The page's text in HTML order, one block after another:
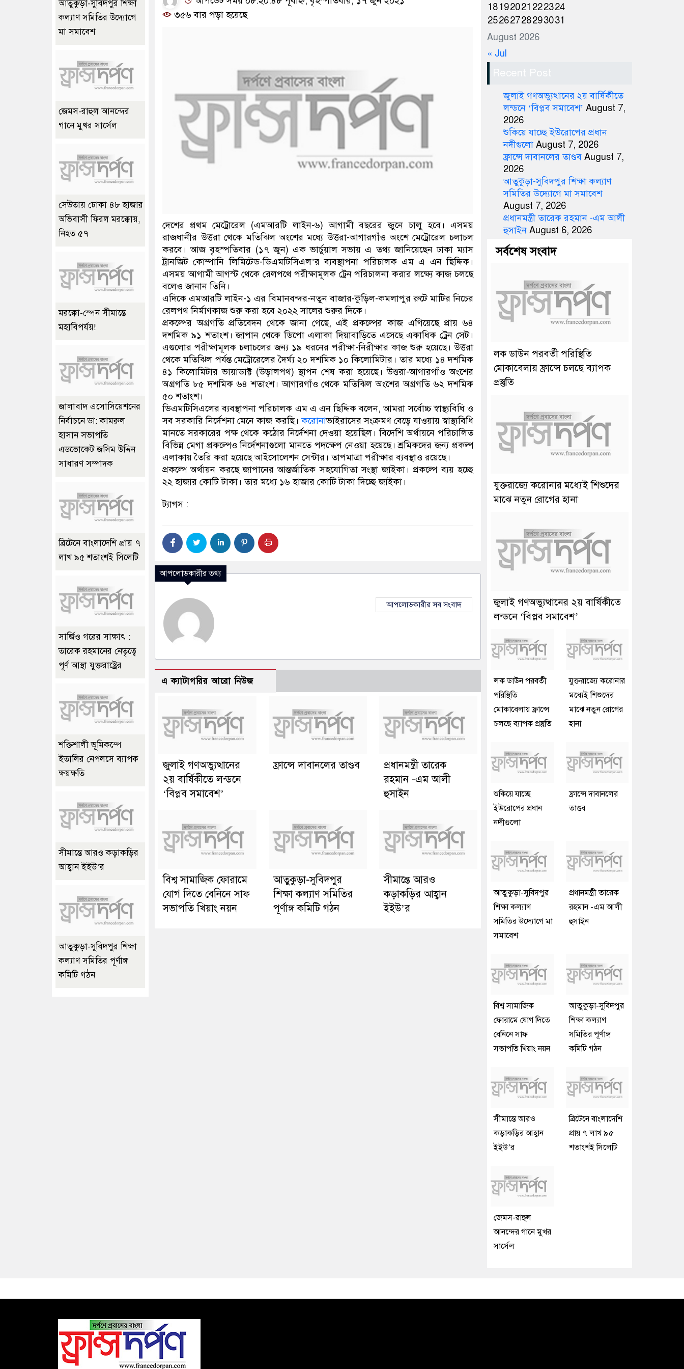
৩৫৬ বার পড়া হয়েছে
দেশের প্রথম মেট্রোরেল (এমআরটি লাইন-৬) আগামী বছরের জুনে চালু হবে। এসময়
রাজধানীর উত্তরা থেকে মতিঝিল অংশের মধ্যে উত্তরা-আগারগাঁও অংশে মেট্রোরেল চলাচল
করবে। আজ বৃহস্পতিবার (১৭ জুন) এক ভার্চুয়াল সভায় এ তথ্য জানিয়েছেন ঢাকা ম্যাস
ট্রানজিট কোম্পানি লিমিটেড-ডিএমটিসিএল’র ব্যবস্থাপনা পরিচালক এম এ এন ছিদ্দিক।
এসময় আগামী আগস্ট থেকে রেলপথে পরীক্ষামূলক ট্রেন পরিচালনা করার লক্ষ্যে কাজ চলছে
বলেও জানান তিনি।
এদিকে এমআরটি লাইন-১ এর বিমানবন্দর-নতুন বাজার-কুড়িল-কমলাপুর রুটে মাটির নিচের
রেলপথ নির্মাণকাজ শুরু করা হবে ২০২২ সালের শুরুর দিকে।
প্রকল্পের অগ্রগতি প্রতিবেদন থেকে জানা গেছে, এই প্রকল্পের কাজ এগিয়েছে প্রায় ৬৪
দশমিক ৯১ শতাংশ। জাপান থেকে ডিপো এলাকা দিয়াবাড়িতে এসেছে একাধিক ট্রেন সেট।
এগুলোর পরীক্ষামূলক চলাচলের জন্য ১৯ ধরনের পরীক্ষা-নিরীক্ষার কাজ শুরু হয়েছে। উত্তরা
থেকে মতিঝিল পর্যন্ত মেট্রোরেলের দৈর্ঘ্য ২০ দশমিক ১০ কিলোমিটার। তার মধ্যে ১৪ দশমিক
৪১ কিলোমিটার ভায়াডাক্ট (উড়ালপথ) স্থাপন শেষ করা হয়েছে। উত্তরা-আগারগাঁও অংশের
অগ্রগতি ৮৫ দশমিক ৬৪ শতাংশ। আগারগাঁও থেকে মতিঝিল অংশের অগ্রগতি ৬২ দশমিক
৫০ শতাংশ।
ডিএমটিসিএলের ব্যবস্থাপনা পরিচালক এম এ এন ছিদ্দিক বলেন, আমরা সর্বোচ্চ স্বাস্থ্যবিধি ও
সব সরকারি নির্দেশনা মেনে কাজ করছি।করোনাভাইরাসের সংক্রমণ বেড়ে যাওয়ায় স্বাস্থ্যবিধি
মানতে সরকারের পক্ষ থেকে কঠোর নির্দেশনা দেওয়া হয়েছিল। বিদেশি অর্থায়নে পরিচালিত
বিভিন্ন মেগা প্রকল্পেও নির্দেশনাগুলো মানতে পদক্ষেপ নেওয়া হয়েছে। শ্রমিকদের জন্য প্রকল্প
এলাকায় তৈরি করা হয়েছে আইসোলেশন সেন্টার। তাপমাত্রা পরীক্ষার ব্যবস্থাও রয়েছে।
প্রকল্পে অর্থায়ন করছে জাপানের আন্তর্জাতিক সহযোগিতা সংস্থা জাইকা। প্রকল্পে ব্যয় হচ্ছে
২২ হাজার কোটি টাকা। তার মধ্যে ১৬ হাজার কোটি টাকা দিচ্ছে জাইকা।
ট্যাগস :
আপলোডকারীর তথ্য
আপলোডকারীর সব সংবাদ
এ ক্যাটাগরির আরো নিউজ
জুলাই গণঅভ্যুত্থানের
২য় বার্ষিকীতে লন্ডনে
‘বিপ্লব সমাবেশ’
ফ্রান্সে দাবানলের তাণ্ডব
প্রধানমন্ত্রী তারেক
রহমান -এম আলী
হুসাইন
বিশ্ব সামাজিক ফোরামে
যোগ দিতে বেনিনে সাফ
সভাপতি খিয়াং নয়ন
আতুকুড়া-সুবিদপুর
শিক্ষা কল্যাণ সমিতির
পূর্ণাঙ্গ কমিটি গঠন
সীমান্তে আরও
কড়াকড়ির আহ্বান
ইইউ’র
আতুকুড়া-সুবিদপুর শিক্ষা
কল্যাণ সমিতির উদ্যোগে
মা সমাবেশ
জেমস-রাহুল আনন্দের
গানে মুখর সার্সেল
সেউতায় ঢোকা ৪৮ হাজার
অভিবাসী ফিরল মরক্কোয়,
নিহত ৫৭
মরক্কো-স্পেন সীমান্তে
মহাবিপর্যয়!
জালাবাদ এসোসিয়েশনের
নির্বাচনে ডা: কামরুল
হাসান সভাপতি
এডভোকেট জসিম উদ্দিন
সাধারণ সম্পাদক
ব্রিটেনে বাংলাদেশি প্রায় ৭
লাখ ৯৫ শতাংশই সিলেটি
সার্জিও গরের সাক্ষাৎ :
তারেক রহমানের নেতৃত্বে
পূর্ণ আস্থা যুক্তরাষ্ট্রের
শক্তিশালী ভূমিকম্পে
ইতালির নেপলসে ব্যাপক
ক্ষয়ক্ষতি
সীমান্তে আরও কড়াকড়ির
আহ্বান ইইউ’র
আতুকুড়া-সুবিদপুর শিক্ষা
কল্যাণ সমিতির পূর্ণাঙ্গ
কমিটি গঠন
August 2026
18192021 222324
25262728293031
« Jul
Recent Post
জুলাই গণঅভ্যুত্থানের ২য় বার্ষিকীতে
লন্ডনে ‘বিপ্লব সমাবেশ’ August 7,
2026
শুকিয়ে যাচ্ছে ইউরোপের প্রধান
নদীগুলো August 7, 2026
ফ্রান্সে দাবানলের তাণ্ডব August 7,
2026
আতুকুড়া-সুবিদপুর শিক্ষা কল্যাণ
সমিতির উদ্যোগে মা সমাবেশ
August 7, 2026
প্রধানমন্ত্রী তারেক রহমান -এম আলী
হুসাইন August 6, 2026
সর্বশেষ সংবাদ
লক ডাউন পরবর্তী পরিস্থিতি
মোকাবেলায় ফ্রান্সে চলছে ব্যাপক
প্রস্তুতি
যুক্তরাজ্যে করোনার মধ্যেই শিশুদের
মাঝে নতুন রোগের হানা
জুলাই গণঅভ্যুত্থানের ২য় বার্ষিকীতে
লন্ডনে ‘বিপ্লব সমাবেশ’
লক ডাউন পরবর্তী
পরিস্থিতি
মোকাবেলায় ফ্রান্সে
চলছে ব্যাপক প্রস্তুতি
যুক্তরাজ্যে করোনার
মধ্যেই শিশুদের
মাঝে নতুন রোগের
হানা
শুকিয়ে যাচ্ছে
ইউরোপের প্রধান
নদীগুলো
ফ্রান্সে দাবানলের
তাণ্ডব
আতুকুড়া-সুবিদপুর
শিক্ষা কল্যাণ
সমিতির উদ্যোগে মা
সমাবেশ
প্রধানমন্ত্রী তারেক
রহমান -এম আলী
হুসাইন
বিশ্ব সামাজিক
ফোরামে যোগ দিতে
বেনিনে সাফ
সভাপতি খিয়াং নয়ন
আতুকুড়া-সুবিদপুর
শিক্ষা কল্যাণ
সমিতির পূর্ণাঙ্গ
কমিটি গঠন
সীমান্তে আরও
কড়াকড়ির আহ্বান
ইইউ’র
ব্রিটেনে বাংলাদেশি
প্রায় ৭ লাখ ৯৫
শতাংশই সিলেটি
জেমস-রাহুল
আনন্দের গানে মুখর
সার্সেল